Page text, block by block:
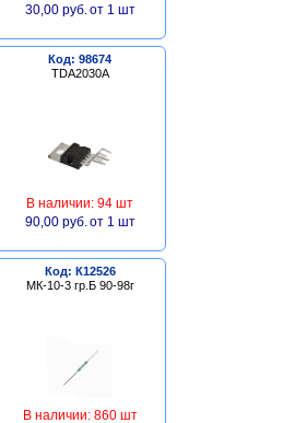
30,00 руб. от 1 шт
Код: 98674
TDA2030A
В наличии: 94 шт
90,00 руб. от 1 шт
Код: К12526
МК-10-3 гр.Б 90-98г
В наличии: 860 шт